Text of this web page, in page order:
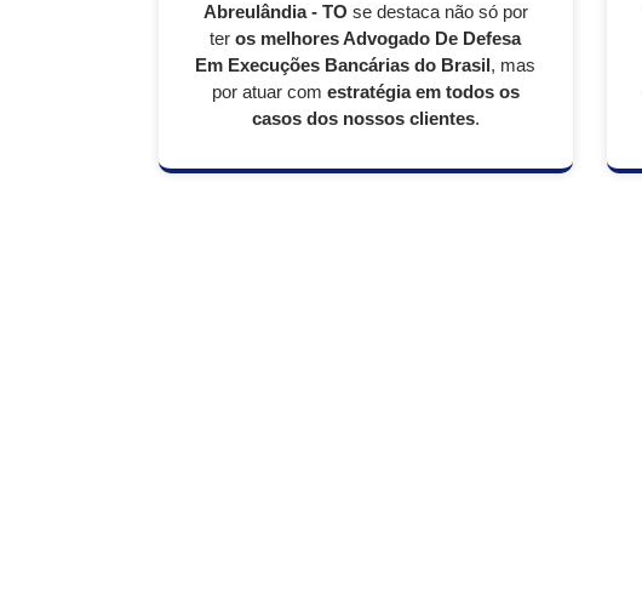
Abreulândia - TO se destaca não só por
ter os melhores Advogado De Defesa
Em Execuções Bancárias do Brasil, mas
por atuar com estratégia em todos os
casos dos nossos clientes.